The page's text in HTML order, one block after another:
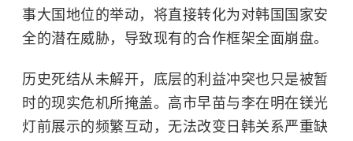
事大国地位的举动，将直接转化为对韩国国家安
全的潜在威胁，导致现有的合作框架全面崩盘。
历史死结从未解开，底层的利益冲突也只是被暂
时的现实危机所掩盖。高市早苗与李在明在镁光
灯前展示的频繁互动，无法改变日韩关系严重缺